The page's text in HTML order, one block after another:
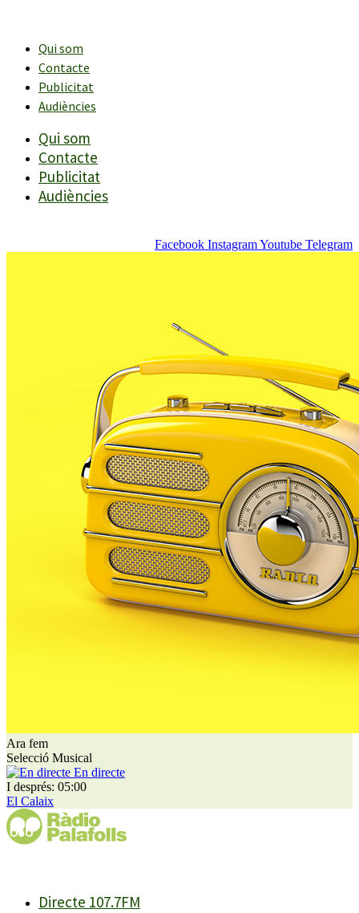
contingutQui som
Contacte
Publicitat
Audiències
Qui som
Contacte
Publicitat
Audiències
Facebook InstagramYoutube Telegram
Ara fem
Selecció Musical
En directe
I després: 05:00
El Calaix
Directe 107.7FM